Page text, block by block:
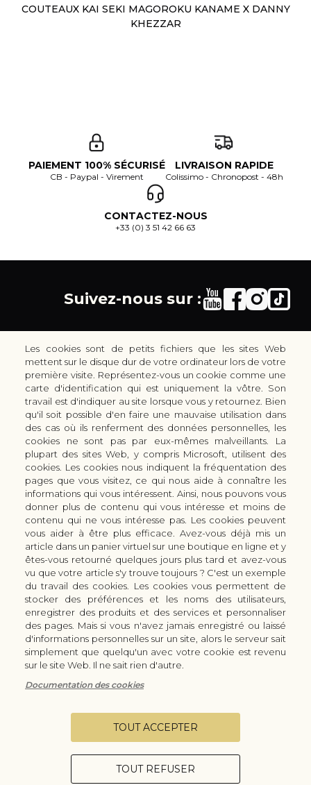
COUTEAUX KAI SEKI MAGOROKU KANAME X DANNY
KHEZZAR
PAIEMENT 100% SÉCURISÉ
CB - Paypal - Virement
LIVRAISON RAPIDE
Colissimo - Chronopost - 48h
CONTACTEZ-NOUS
+33 (0) 3 51 42 66 63
Suivez-nous sur :
30 rue Colbert - 51100 REIMS - France
coutellerie.champenoise@gmail.com
+33 (0) 3 51 42 66 63
Boutique
LES GAMMES DE COUTEAUX KAI
LES ACCESSOIRES DE CUISINE KAI
CUTTERS & CISEAUX KAI
LES SERVICES/PRESTATIONS
Bon à savoir
Manuel d'aiguisage & entretien
Histoire du couteau japonais
Forme de lame
FAQ
Nous connaitre
Qui sommes-nous ?
Moyens de paiement
Modes de livraison
Demande de devis
Contact
Infos légales
Conditions Générales de Vente
Vie privée
Les cookies sont de petits fichiers que les sites Web
mettent sur le disque dur de votre ordinateur lors de votre
première visite. Représentez-vous un cookie comme une
carte d'identification qui est uniquement la vôtre. Son
travail est d'indiquer au site lorsque vous y retournez. Bien
qu'il soit possible d'en faire une mauvaise utilisation dans
des cas où ils renferment des données personnelles, les
cookies ne sont pas par eux-mêmes malveillants. La
plupart des sites Web, y compris Microsoft, utilisent des
cookies. Les cookies nous indiquent la fréquentation des
pages que vous visitez, ce qui nous aide à connaître les
informations qui vous intéressent. Ainsi, nous pouvons vous
donner plus de contenu qui vous intéresse et moins de
contenu qui ne vous intéresse pas. Les cookies peuvent
vous aider à être plus efficace. Avez-vous déjà mis un
article dans un panier virtuel sur une boutique en ligne et y
êtes-vous retourné quelques jours plus tard et avez-vous
vu que votre article s'y trouve toujours ? C'est un exemple
du travail des cookies. Les cookies vous permettent de
stocker des préférences et les noms des utilisateurs,
enregistrer des produits et des services et personnaliser
des pages. Mais si vous n'avez jamais enregistré ou laissé
d'informations personnelles sur un site, alors le serveur sait
simplement que quelqu'un avec votre cookie est revenu
sur le site Web. Il ne sait rien d'autre.
Documentation des cookies
TOUT REFUSER
TOUT ACCEPTER